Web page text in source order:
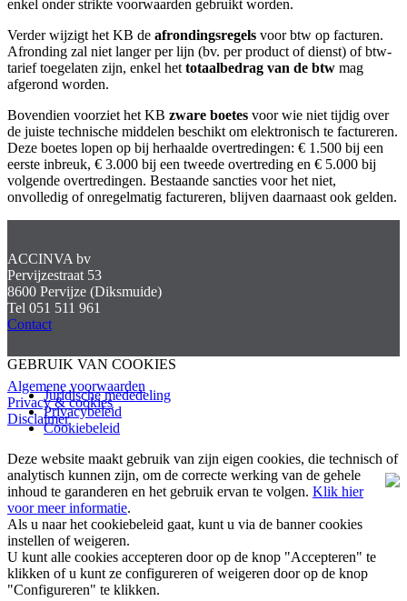
enkel onder strikte voorwaarden gebruikt worden.
Verder wijzigt het KB de afrondingsregels voor btw op facturen.
Afronding zal niet langer per lijn (bv. per product of dienst) of btw-
tarief toegelaten zijn, enkel het totaalbedrag van de btw mag
afgerond worden.
Bovendien voorziet het KB zware boetes voor wie niet tijdig over
de juiste technische middelen beschikt om elektronisch te factureren.
Deze boetes lopen op bij herhaalde overtredingen: € 1.500 bij een
eerste inbreuk, € 3.000 bij een tweede overtreding en € 5.000 bij
volgende overtredingen. Bestaande sancties voor het niet,
onvolledig of onregelmatig factureren, blijven daarnaast ook gelden.
ACCINVA bv
Pervijzestraat 53
8600 Pervijze (Diksmuide)
Tel 051 511 961
Contact
Algemene voorwaarden
Privacy & cookies
Disclaimer
GEBRUIK VAN COOKIES
Juridische mededeling
Privacybeleid
Cookiebeleid
Deze website maakt gebruik van zijn eigen cookies, die technisch of
analytisch kunnen zijn, om de correcte werking van de gehele
inhoud te garanderen en het gebruik ervan te volgen. Klik hier
voor meer informatie.
Als u naar het cookiebeleid gaat, kunt u via de banner cookies
instellen of weigeren.
U kunt alle cookies accepteren door op de knop "Accepteren" te
klikken of u kunt ze configureren of weigeren door op de knop
"Configureren" te klikken.